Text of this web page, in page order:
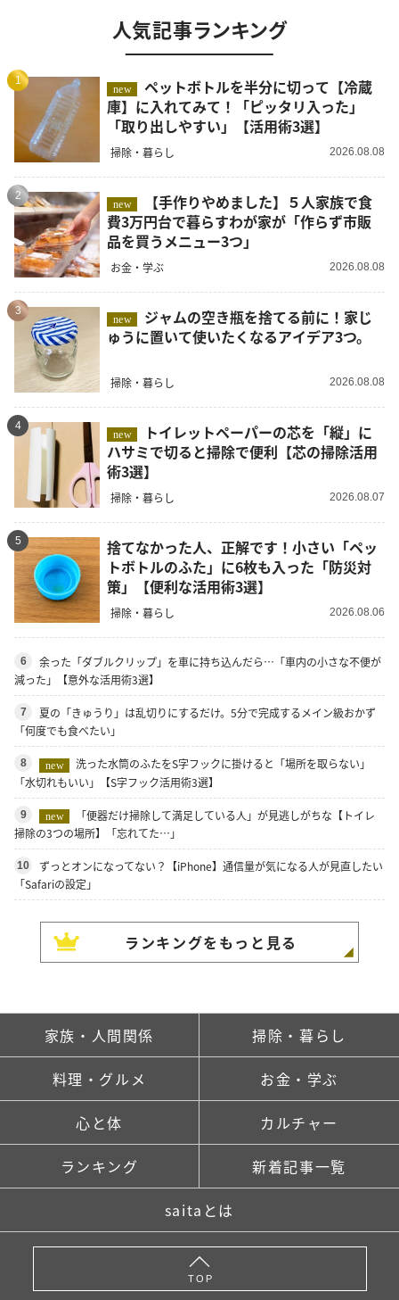
人気記事ランキング
1
new
ペットボトルを半分に切って【冷蔵
庫】に入れてみて！「ピッタリ入った」
「取り出しやすい」【活用術3選】
掃除・暮らし 2026.08.08
2
new
費3万円台で暮らすわが家が「作らず市販
品を買うメニュー3つ」
お金・学ぶ 2026.08.08
3
new
ゅうに置いて使いたくなるアイデア3つ。
掃除・暮らし 2026.08.08
4
new
ハサミで切ると掃除で便利【芯の掃除活用
術3選】
掃除・暮らし 2026.08.07
5
捨てなかった人、正解です！小さい「ペッ
トボトルのふた」に6枚も入った「防災対
策」【便利な活用術3選】
掃除・暮らし 2026.08.06
6
余った「ダブルクリップ」を車に持ち込んだら…「車内の小さな不便が
減った」【意外な活用術3選】
7
夏の「きゅうり」は乱切りにするだけ。5分で完成するメイン級おかず
「何度でも食べたい」
8 new
洗った水筒のふたをS字フックに掛けると「場所を取らない」
「水切れもいい」【S字フック活用術3選】
9 new
「便器だけ掃除して満足している人」が見逃しがちな【トイレ
掃除の3つの場所】「忘れてた…」
10
ずっとオンになってない？【iPhone】通信量が気になる人が見直したい
「Safariの設定」
ランキングをもっと見る
家族・人間関係 掃除・暮らし
料理・グルメ お金・学ぶ
心と体 カルチャー
ランキング 新着記事一覧
saitaとは
TOP